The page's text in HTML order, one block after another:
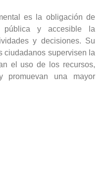
es la obligación de
pública y accesible la
y decisiones. Su
ciudadanos supervisen la
el uso de los recursos,
promuevan una mayor